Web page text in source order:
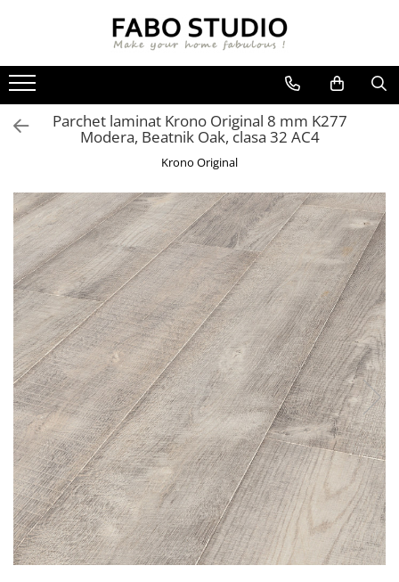
GRESIE INTERIOR
GRESIE EXTERIOR
GRESIE XXL - LASTRE
TREPTE DIN GRESIE
FAIANTA
PIESE DECORATIVE
CANAPELE
CUIERE
CONSOLE
Parchet laminat Krono Original 8 mm K277
Modera, Beatnik Oak, clasa 32 AC4
Krono Original